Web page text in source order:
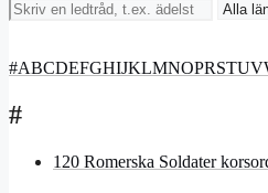
#ABCDEFGHIJKLMNOPRSTUV
#
120 Romerska Soldater